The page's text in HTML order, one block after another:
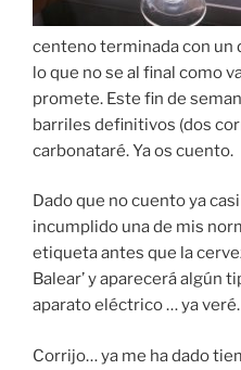
centeno terminada con un
lo que no se al final como
promete. Este fin de
barriles definitivos (dos
carbonataré. Ya os cuento.
Dado que no cuento ya
incumplido una de mis
etiqueta antes que la
Balear’ y aparecerá algún
aparato eléctrico … ya
Corrijo… ya me ha dado